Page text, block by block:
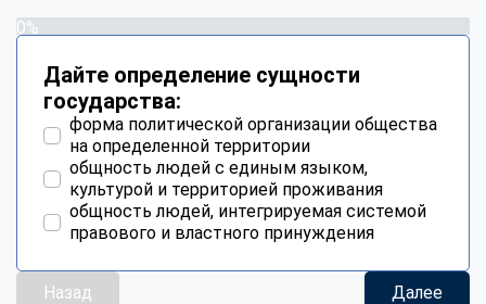
0%
Дайте определение сущности
государства:
форма политической организации общества
на определенной территории
общность людей с единым языком,
культурой и территорией проживания
общность людей, интегрируемая системой
правового и властного принуждения
Назад Далее